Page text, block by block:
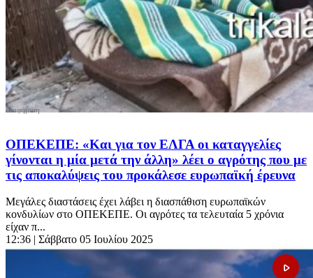
ΟΠΕΚΕΠΕ: «Και για τον ΕΛΓΑ οι καταγγελίες
γίνονται η μία μετά την άλλη» λέει ο αγρότης που με
τις αποκαλύψεις του προκάλεσε ευρωπαϊκή έρευνα
Μεγάλες διαστάσεις έχει λάβει η διασπάθιση ευρωπαϊκών
κονδυλίων στο ΟΠΕΚΕΠΕ. Οι αγρότες τα τελευταία 5 χρόνια
είχαν π...
12:36 | Σάββατο 05 Ιουλίου 2025